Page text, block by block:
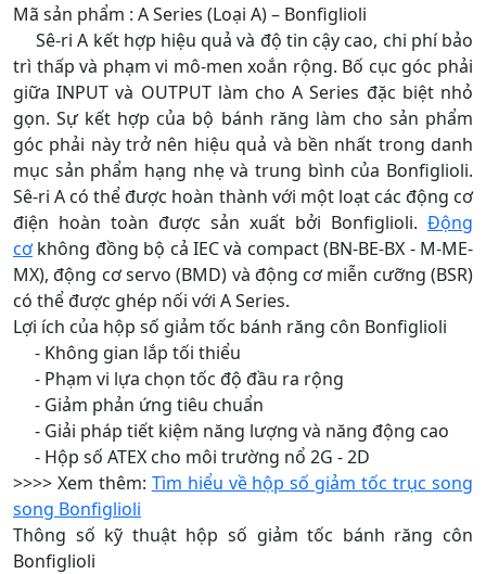
Mã sản phẩm : A Series (Loại A) – Bonfiglioli
Sê-ri A kết hợp hiệu quả và độ tin cậy cao, chi phí bảo
trì thấp và phạm vi mô-men xoắn rộng. Bố cục góc phải
giữa INPUT và OUTPUT làm cho A Series đặc biệt nhỏ
gọn. Sự kết hợp của bộ bánh răng làm cho sản phẩm
góc phải này trở nên hiệu quả và bền nhất trong danh
mục sản phẩm hạng nhẹ và trung bình của Bonfiglioli.
Sê-ri A có thể được hoàn thành với một loạt các động cơ
điện hoàn toàn được sản xuất bởi Bonfiglioli. Động
cơkhông đồng bộ cả IEC và compact (BN-BE-BX - M-ME-
MX), động cơ servo (BMD) và động cơ miễn cưỡng (BSR)
có thể được ghép nối với A Series.
Lợi ích của hộp số giảm tốc bánh răng côn Bonfiglioli
- Không gian lắp tối thiểu
- Phạm vi lựa chọn tốc độ đầu ra rộng
- Giảm phản ứng tiêu chuẩn
- Giải pháp tiết kiệm năng lượng và năng động cao
- Hộp số ATEX cho môi trường nổ 2G - 2D
>>>> Xem thêm: Tìm hiểu về hộp số giảm tốc trục song
song Bonfiglioli
Thông số kỹ thuật hộp số giảm tốc bánh răng côn
Bonfiglioli